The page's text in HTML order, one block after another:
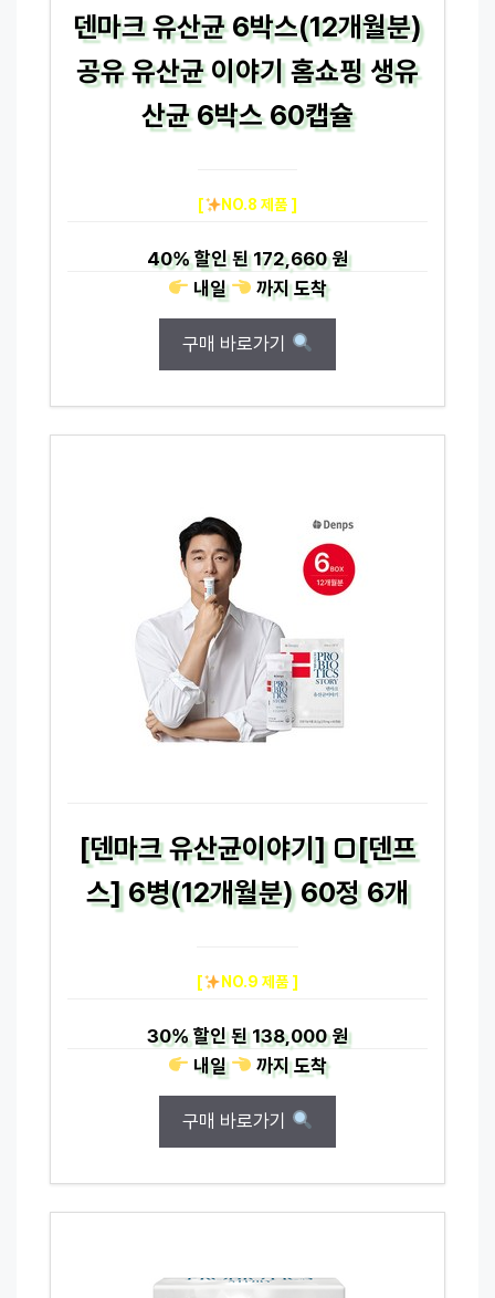
덴마크 유산균 6박스(12개월분)
공유 유산균 이야기 홈쇼핑 생유
산균 6박스 60캡슐
[ NO.8 제품 ]
40%할인 된172,660 원
내일
까지도착
구매 바로가기
[덴마크 유산균이야기] □[덴프
스] 6병(12개월분) 60정 6개
[ NO.9 제품 ]
30%할인 된138,000 원
내일
까지도착
구매 바로가기